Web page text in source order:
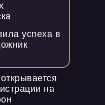
успеха в
на